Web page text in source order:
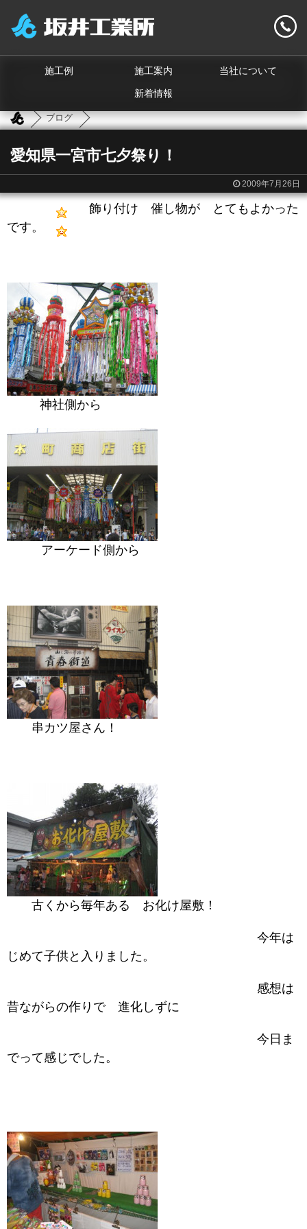
施工例 施工案内 当社について
新着情報
ブログ
愛知県一宮市七夕祭り！
2009年7月26日
飾り付け 催し物が とてもよかった
です。
神社側から
アーケード側から
串カツ屋さん！
古くから毎年ある お化け屋敷！
今年は
じめて子供と入りました。
感想は
昔ながらの作りで 進化しずに
今日ま
でって感じでした。